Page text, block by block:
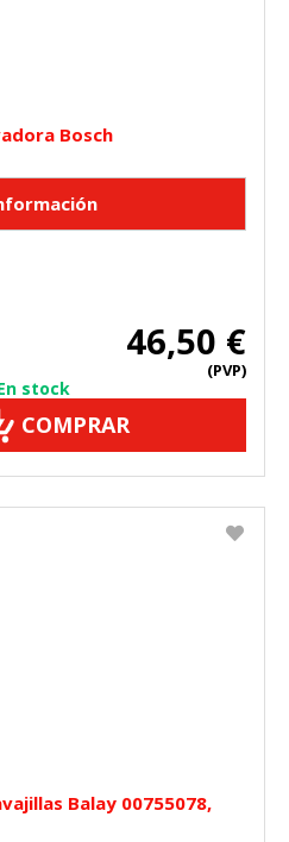
Bosch
46,50 €
(PVP)
stock
COMPRAR
Balay 00755078,